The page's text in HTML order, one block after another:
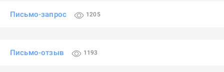
Письмо-запрос 1205
Письмо-отзыв 1193